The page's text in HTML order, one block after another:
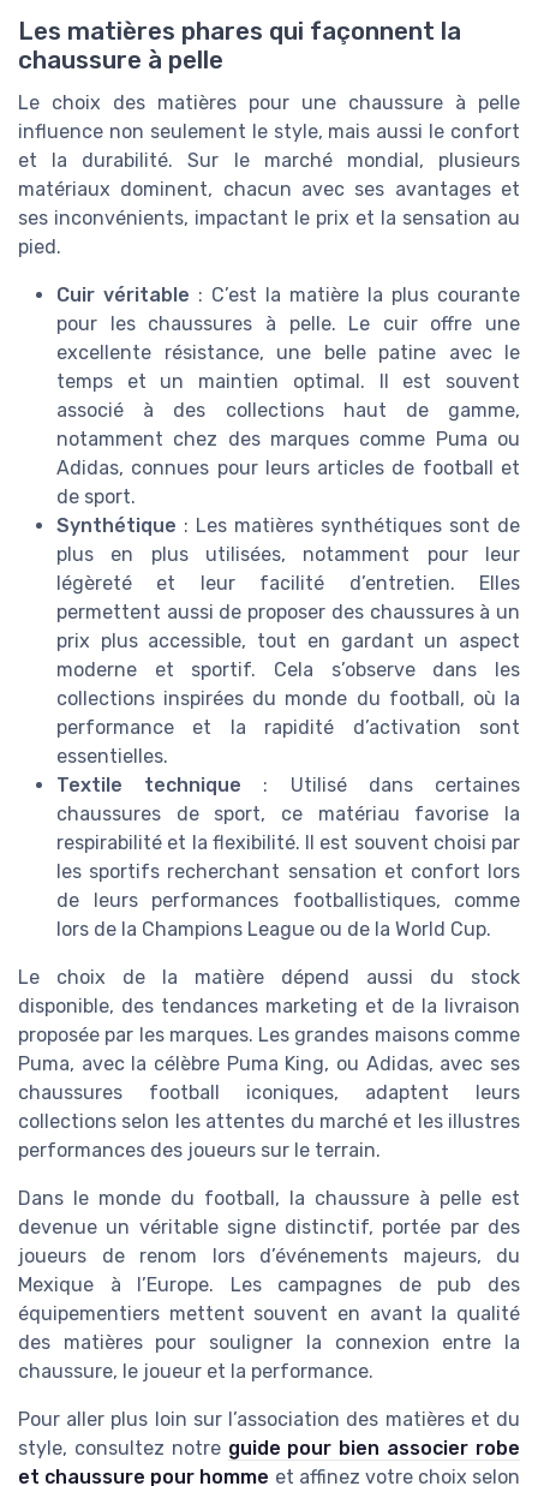
Les matières phares qui façonnent la
chaussure à pelle
Le choix des matières pour une chaussure à pelle
influence non seulement le style, mais aussi le confort
et la durabilité. Sur le marché mondial, plusieurs
matériaux dominent, chacun avec ses avantages et
ses inconvénients, impactant le prix et la sensation au
pied.
Cuir véritable : C’est la matière la plus courante
pour les chaussures à pelle. Le cuir offre une
excellente résistance, une belle patine avec le
temps et un maintien optimal. Il est souvent
associé à des collections haut de gamme,
notamment chez des marques comme Puma ou
Adidas, connues pour leurs articles de football et
de sport.
Synthétique : Les matières synthétiques sont de
plus en plus utilisées, notamment pour leur
légèreté et leur facilité d’entretien. Elles
permettent aussi de proposer des chaussures à un
prix plus accessible, tout en gardant un aspect
moderne et sportif. Cela s’observe dans les
collections inspirées du monde du football, où la
performance et la rapidité d’activation sont
essentielles.
Textile technique : Utilisé dans certaines
chaussures de sport, ce matériau favorise la
respirabilité et la flexibilité. Il est souvent choisi par
les sportifs recherchant sensation et confort lors
de leurs performances footballistiques, comme
lors de la Champions League ou de la World Cup.
Le choix de la matière dépend aussi du stock
disponible, des tendances marketing et de la livraison
proposée par les marques. Les grandes maisons comme
Puma, avec la célèbre Puma King, ou Adidas, avec ses
chaussures football iconiques, adaptent leurs
collections selon les attentes du marché et les illustres
performances des joueurs sur le terrain.
Dans le monde du football, la chaussure à pelle est
devenue un véritable signe distinctif, portée par des
joueurs de renom lors d’événements majeurs, du
Mexique à l’Europe. Les campagnes de pub des
équipementiers mettent souvent en avant la qualité
des matières pour souligner la connexion entre la
chaussure, le joueur et la performance.
Pour aller plus loin sur l’association des matières et du
style, consultez notre guide pour bien associer robe
et chaussure pour homme et affinez votre choix selon